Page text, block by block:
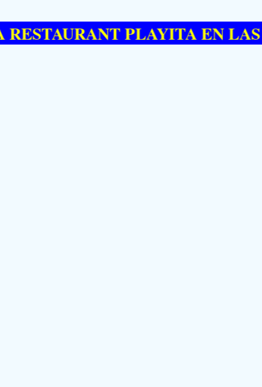
PLAYITA EN LAS